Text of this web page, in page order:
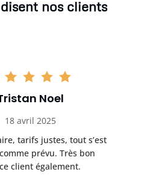
nos clients
Noel
18 avril 2025
tarifs justes, tout s’est
prévu. Très bon
client également.